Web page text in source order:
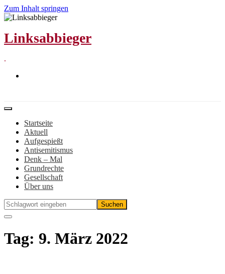
Zum Inhalt springen
Linksabbieger
.
Startseite
Aktuell
Aufgespießt
Antisemitismus
Denk – Mal
Grundrechte
Gesellschaft
Über uns
Tag: 9. März 2022